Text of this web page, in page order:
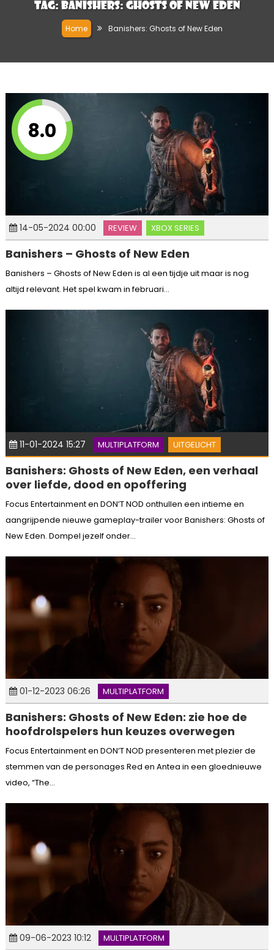
Tag: Banishers: Ghosts of New Eden
Home Banishers: Ghosts of New Eden
8.0
14-05-2024 00:00 REVIEW XBOX SERIES
Banishers – Ghosts of New Eden
Banishers – Ghosts of New Eden is al een tijdje uit maar is nog
altijd relevant. Het spel kwam in februari...
11-01-2024 15:27 MULTIPLATFORM UITGELICHT
Banishers: Ghosts of New Eden, een verhaal
over liefde, dood en opoffering
Focus Entertainment en DON’T NOD onthullen een intieme en
aangrijpende nieuwe gameplay-trailer voor Banishers: Ghosts of
New Eden. Dompel jezelf onder...
01-12-2023 06:26 MULTIPLATFORM
Banishers: Ghosts of New Eden: zie hoe de
hoofdrolspelers hun keuzes overwegen
Focus Entertainment en DON’T NOD presenteren met plezier de
stemmen van de personages Red en Antea in een gloednieuwe
video, “The...
09-06-2023 10:12 MULTIPLATFORM